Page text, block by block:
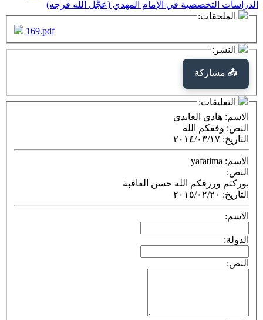
في الإمام المهدي (عجَّل الله فرجه)
العابدي
الله
٠٣/١٧
الله حسن العاقبة
٠٢/٢٠